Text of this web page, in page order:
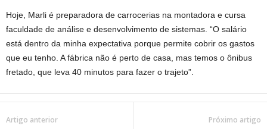
Hoje, Marli é preparadora de carrocerias na montadora e cursa
faculdade de análise e desenvolvimento de sistemas. “O salário
está dentro da minha expectativa porque permite cobrir os gastos
que eu tenho. A fábrica não é perto de casa, mas temos o ônibus
fretado, que leva 40 minutos para fazer o trajeto”.
Artigo anterior Próximo artigo